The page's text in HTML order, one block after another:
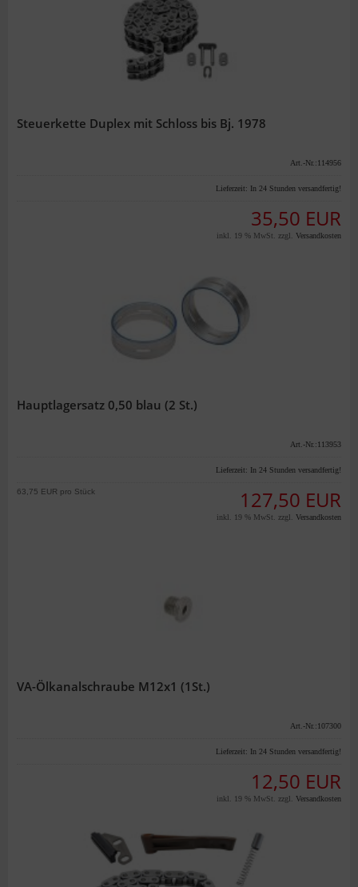
Steuerkette Duplex mit Schloss bis Bj. 1978
Art.-Nr.:114956
Lieferzeit: In 24 Stunden versandfertig!
35,50 EUR
inkl. 19 % MwSt. zzgl. Versandkosten
Hauptlagersatz 0,50 blau (2 St.)
Art.-Nr.:113953
Lieferzeit: In 24 Stunden versandfertig!
127,50 EUR
63,75 EUR pro Stück
inkl. 19 % MwSt. zzgl. Versandkosten
VA-Ölkanalschraube M12x1 (1St.)
Art.-Nr.:107300
Lieferzeit: In 24 Stunden versandfertig!
12,50 EUR
inkl. 19 % MwSt. zzgl. Versandkosten